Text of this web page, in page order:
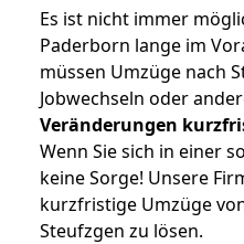
Es ist nicht immer
Paderborn lange im
müssen Umzüge nach
Jobwechseln oder
Veränderungen
Wenn Sie sich in einer
keine Sorge! Unsere
kurzfristige Umzüge
Steufzgen zu lösen.